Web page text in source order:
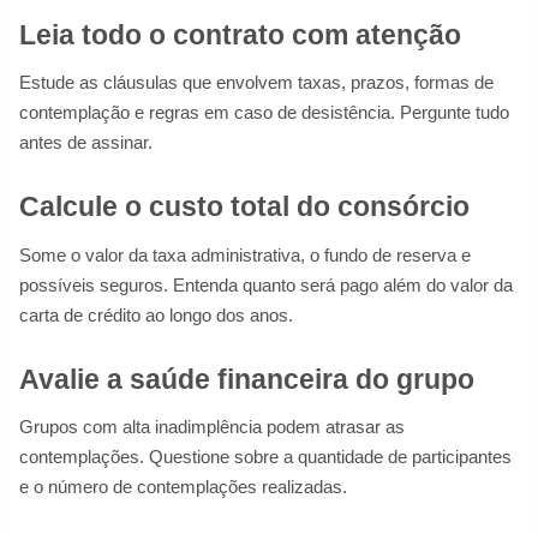
Leia todo o contrato com atenção
Estude as cláusulas que envolvem taxas, prazos, formas de
contemplação e regras em caso de desistência. Pergunte tudo
antes de assinar.
Calcule o custo total do consórcio
Some o valor da taxa administrativa, o fundo de reserva e
possíveis seguros. Entenda quanto será pago além do valor da
carta de crédito ao longo dos anos.
Avalie a saúde financeira do grupo
Grupos com alta inadimplência podem atrasar as
contemplações. Questione sobre a quantidade de participantes
e o número de contemplações realizadas.